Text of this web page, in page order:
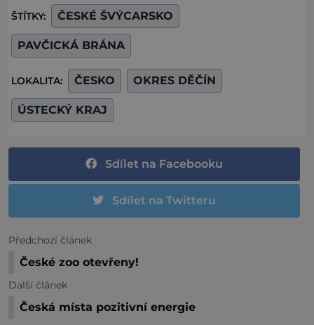
ŠTÍTKY: ČESKÉ ŠVÝCARSKO
PAVČICKÁ BRÁNA
LOKALITA: ČESKO OKRES DĚČÍN
ÚSTECKÝ KRAJ
Sdílet na Facebooku
Sdílet na Twitteru
Předchozí článek
České zoo otevřeny!
Další článek
Česká místa pozitivní energie